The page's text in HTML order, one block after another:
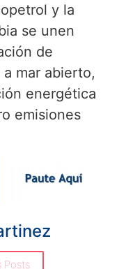
y la
se unen
de
mar abierto,
energética
emisiones
Posts